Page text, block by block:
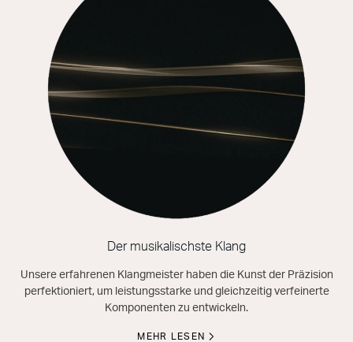
Der musikalischste Klang
Unsere erfahrenen Klangmeister haben die Kunst der Präzision
perfektioniert, um leistungsstarke und gleichzeitig verfeinerte
Komponenten zu entwickeln.
MEHR LESEN